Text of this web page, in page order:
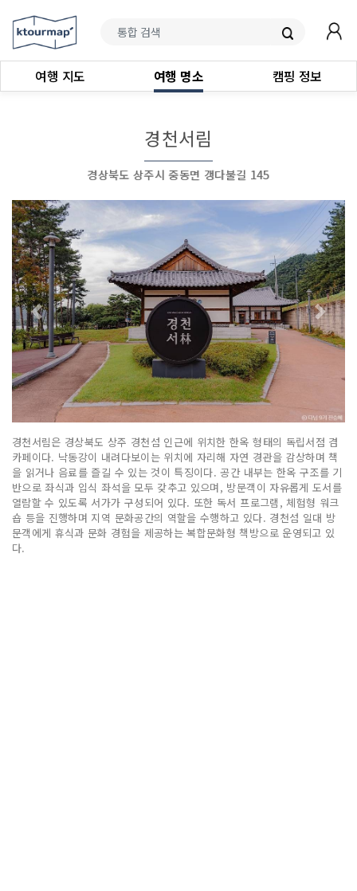
여행 지도 여행 명소 캠핑 정보
경천서림
경상북도 상주시 중동면 갱다불길 145
경천서림은 경상북도 상주 경천섬 인근에 위치한 한옥 형태의 독립서점 겸
카페이다. 낙동강이 내려다보이는 위치에 자리해 자연 경관을 감상하며 책
을 읽거나 음료를 즐길 수 있는 것이 특징이다. 공간 내부는 한옥 구조를 기
반으로 좌식과 입식 좌석을 모두 갖추고 있으며, 방문객이 자유롭게 도서를
열람할 수 있도록 서가가 구성되어 있다. 또한 독서 프로그램, 체험형 워크
숍 등을 진행하며 지역 문화공간의 역할을 수행하고 있다. 경천섬 일대 방
문객에게 휴식과 문화 경험을 제공하는 복합문화형 책방으로 운영되고 있
다.